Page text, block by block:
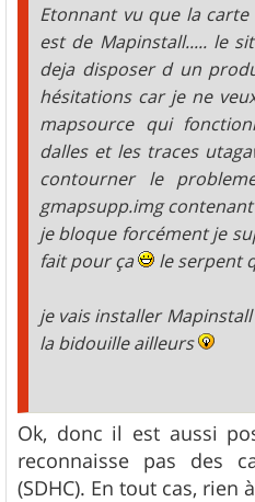
Etonnant vu que la
est de Mapinstall..... le
deja disposer d un
hésitations car je ne
mapsource qui
dalles et les traces
contourner le
gmapsupp.img
je bloque forcément je
fait pour ça
le serpent
je vais installer
la bidouille ailleurs
Ok, donc il est aussi
reconnaisse pas des
(SDHC). En tout cas, rien